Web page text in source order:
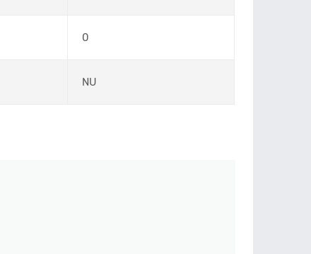
0
NU